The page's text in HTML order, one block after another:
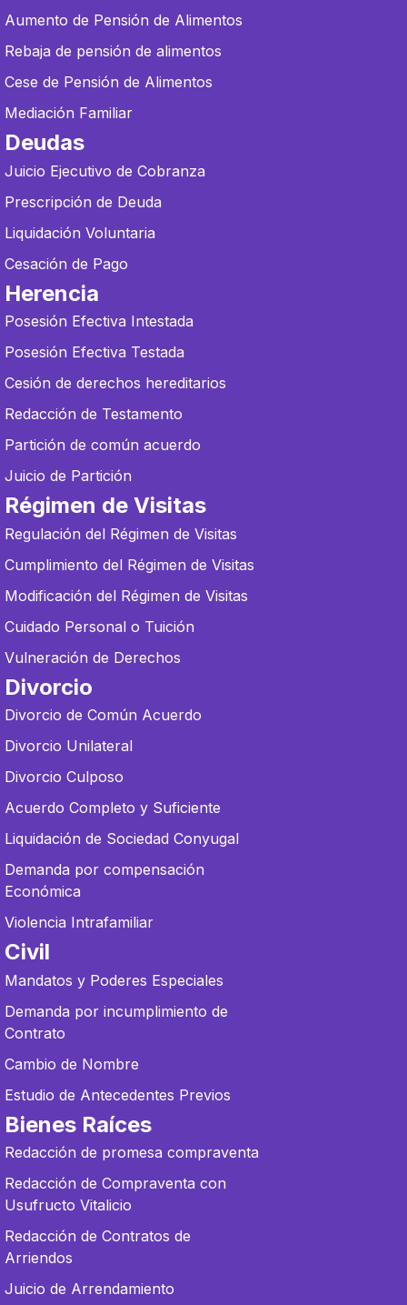
Aumento de Pensión de Alimentos
Rebaja de pensión de alimentos
Cese de Pensión de Alimentos
Mediación Familiar
Deudas
Juicio Ejecutivo de Cobranza
Prescripción de Deuda
Liquidación Voluntaria
Cesación de Pago
Herencia
Posesión Efectiva Intestada
Posesión Efectiva Testada
Cesión de derechos hereditarios
Redacción de Testamento
Partición de común acuerdo
Juicio de Partición
Régimen de Visitas
Regulación del Régimen de Visitas
Cumplimiento del Régimen de Visitas
Modificación del Régimen de Visitas
Cuidado Personal o Tuición
Vulneración de Derechos
Divorcio
Divorcio de Común Acuerdo
Divorcio Unilateral
Divorcio Culposo
Acuerdo Completo y Suficiente
Liquidación de Sociedad Conyugal
Demanda por compensación
Económica
Violencia Intrafamiliar
Civil
Mandatos y Poderes Especiales
Demanda por incumplimiento de
Contrato
Cambio de Nombre
Estudio de Antecedentes Previos
Bienes Raíces
Redacción de promesa compraventa
Redacción de Compraventa con
Usufructo Vitalicio
Redacción de Contratos de
Arriendos
Juicio de Arrendamiento